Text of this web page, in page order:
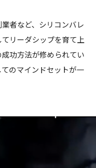
者など、シリコンバレ
リーダシップを育て上
功方法が修められてい
のマインドセットが一